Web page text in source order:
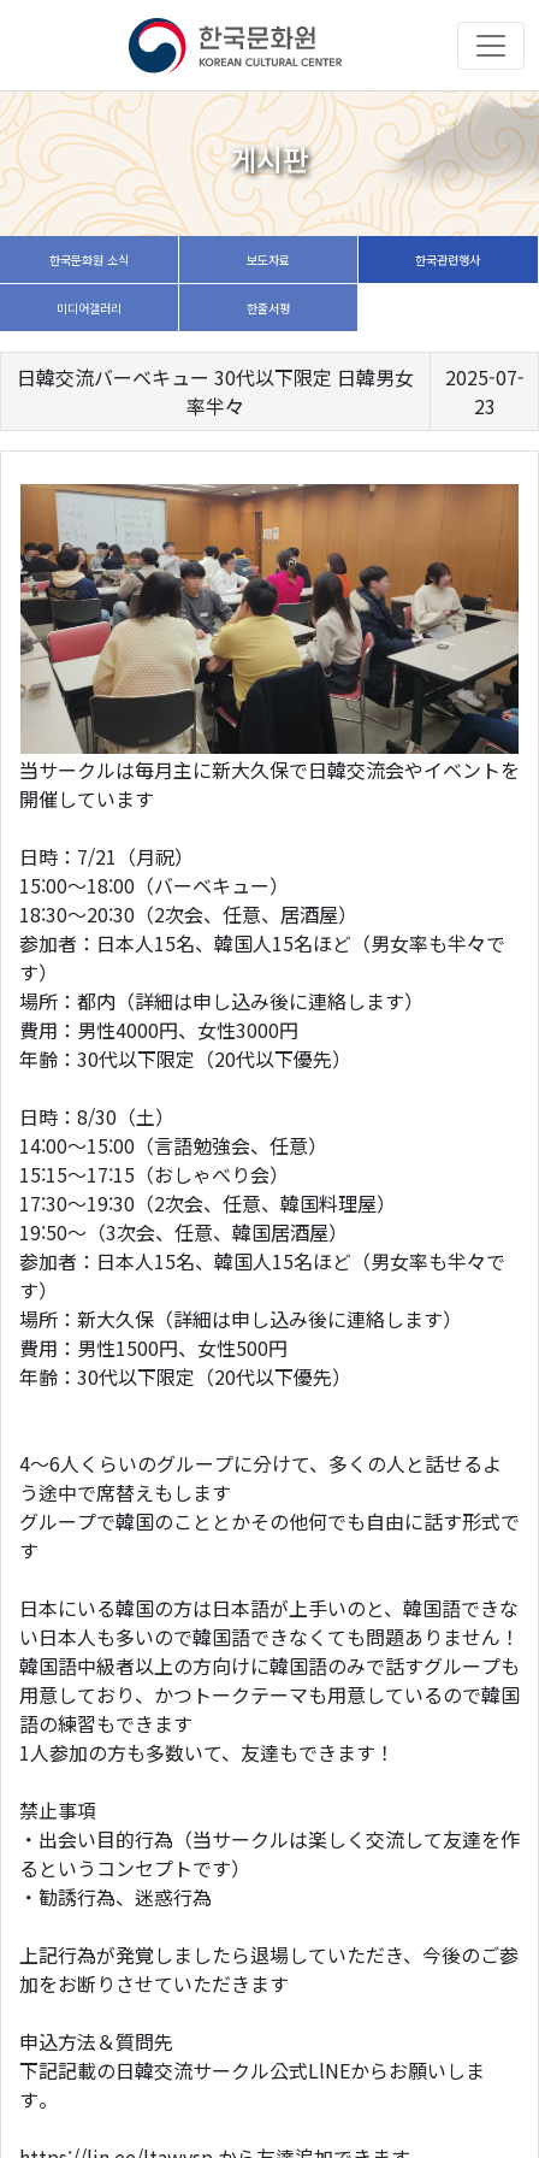
게시판
한국문화원 소식 보도자료 한국관련행사
미디어갤러리 한줄서평
日韓交流バーベキュー 30代以下限定 日韓男女
率半々
2025-07-
23
当サークルは毎月主に新大久保で日韓交流会やイベントを
開催しています
日時：7/21（月祝）
15:00〜18:00（バーベキュー）
18:30〜20:30（2次会、任意、居酒屋）
参加者：日本人15名、韓国人15名ほど（男女率も半々で
す）
場所：都内（詳細は申し込み後に連絡します）
費用：男性4000円、女性3000円
年齢：30代以下限定（20代以下優先）
日時：8/30（土）
14:00〜15:00（言語勉強会、任意）
15:15〜17:15（おしゃべり会）
17:30〜19:30（2次会、任意、韓国料理屋）
19:50〜（3次会、任意、韓国居酒屋）
参加者：日本人15名、韓国人15名ほど（男女率も半々で
す）
場所：新大久保（詳細は申し込み後に連絡します）
費用：男性1500円、女性500円
年齢：30代以下限定（20代以下優先）
4〜6人くらいのグループに分けて、多くの人と話せるよ
う途中で席替えもします
グループで韓国のこととかその他何でも自由に話す形式で
す
日本にいる韓国の方は日本語が上手いのと、韓国語できな
い日本人も多いので韓国語できなくても問題ありません！
韓国語中級者以上の方向けに韓国語のみで話すグループも
用意しており、かつトークテーマも用意しているので韓国
語の練習もできます
1人参加の方も多数いて、友達もできます！
禁止事項
・出会い目的行為（当サークルは楽しく交流して友達を作
るというコンセプトです）
・勧誘行為、迷惑行為
上記行為が発覚しましたら退場していただき、今後のご参
加をお断りさせていただきます
申込方法＆質問先
下記記載の日韓交流サークル公式LlNEからお願いしま
す。